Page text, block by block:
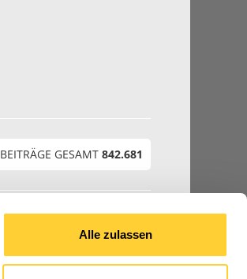
Alle zulassen
BEITRÄGE GESAMT 842.681
© 2026 Bauforum24.biz